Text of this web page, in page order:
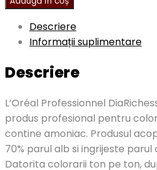
Descriere
Informații suplimentare
Descriere
L’Oréal Professionnel
produs profesional pentru
contine amoniac. Produsul
70% parul alb si ingrijeste
Datorita colorarii ton pe ton,